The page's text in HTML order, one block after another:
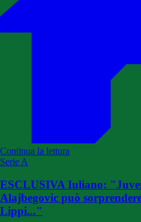
Continua la lettura
Serie A
ESCLUSIVA Iuliano:
Alajbegovic può
Lippi..."